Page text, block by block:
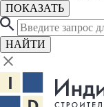
ПОКАЗАТЬ
НАЙТИ